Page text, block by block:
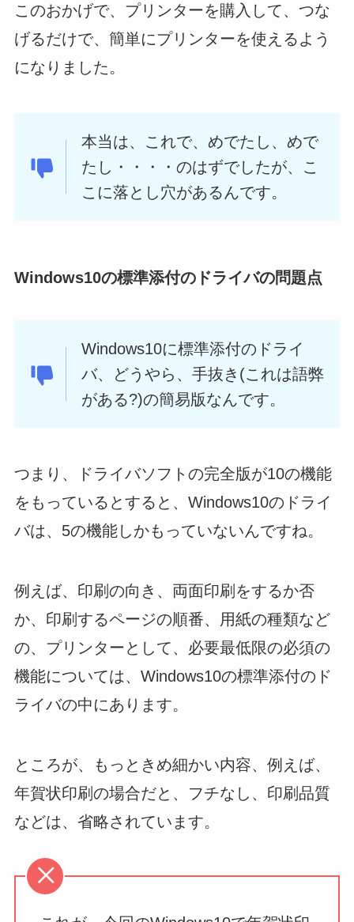
このおかげで、プリンターを購入して、つな
げるだけで、簡単にプリンターを使えるよう
になりました。
本当は、これで、めでたし、めで
たし・・・・のはずでしたが、こ
こに落とし穴があるんです。
Windows10の標準添付のドライバの問題点
Windows10に標準添付のドライ
バ、どうやら、手抜き(これは語弊
がある?)の簡易版なんです。
つまり、ドライバソフトの完全版が10の機能
をもっているとすると、Windows10のドライ
バは、5の機能しかもっていないんですね。
例えば、印刷の向き、両面印刷をするか否
か、印刷するページの順番、用紙の種類など
の、プリンターとして、必要最低限の必須の
機能については、Windows10の標準添付のド
ライバの中にあります。
ところが、もっときめ細かい内容、例えば、
年賀状印刷の場合だと、フチなし、印刷品質
などは、省略されています。